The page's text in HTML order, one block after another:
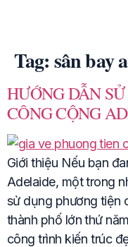
Tag:sân bay
HƯỚNG DẪN
CÔNG CỘNG
Giới thiệu Nếu bạn
Adelaide, một trong
sử dụng phương tiện
thành phố lớn thứ
công trình kiến trúc